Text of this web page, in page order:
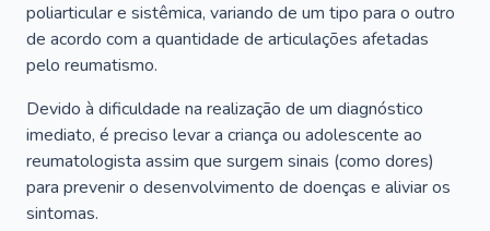
poliarticular e sistêmica, variando de um tipo para o outro
de acordo com a quantidade de articulações afetadas
pelo reumatismo.
Devido à dificuldade na realização de um diagnóstico
imediato, é preciso levar a criança ou adolescente ao
reumatologista assim que surgem sinais (como dores)
para prevenir o desenvolvimento de doenças e aliviar os
sintomas.